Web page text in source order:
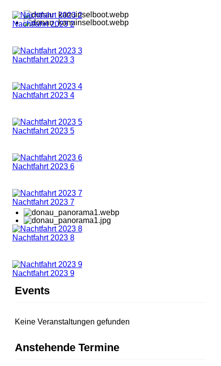
Nachtfahrt 2023 2
Nachtfahrt 2023 3
Nachtfahrt 2023 4
Nachtfahrt 2023 5
Nachtfahrt 2023 6
Nachtfahrt 2023 7
Nachtfahrt 2023 8
Nachtfahrt 2023 9
Events
Keine Veranstaltungen gefunden
Anstehende Termine